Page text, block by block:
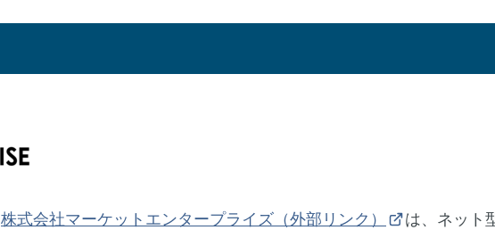
株式会社マーケットエンタープライズ（外部リンク）
は、ネット